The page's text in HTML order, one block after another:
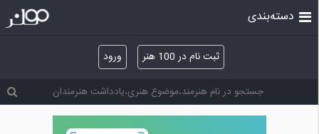
ثبت نام در 100 هنر ورود
دسته‌بندی